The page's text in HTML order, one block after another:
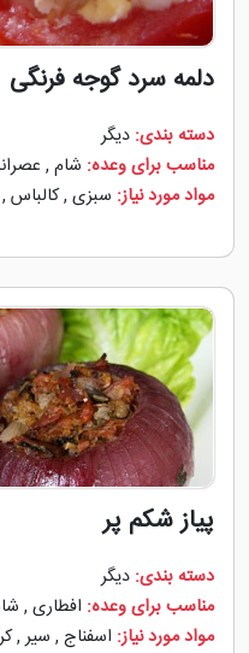
دلمه سرد گوجه فرنگی
دسته بندی: دیگر
مناسب برای وعده: شام ,
مواد مورد نیاز: سبزی ,کالباس
پیاز شکم پر
دسته بندی: دیگر
مناسب برای وعده: افطاری ,
مواد مورد نیاز: اسفناج , سیر,